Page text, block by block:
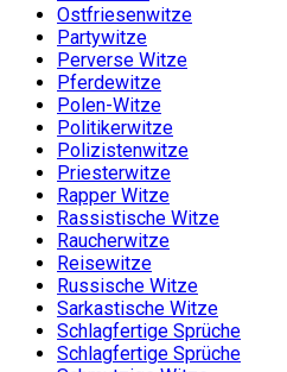
Ostfriesenwitze
Partywitze
Perverse Witze
Pferdewitze
Polen-Witze
Politikerwitze
Polizistenwitze
Priesterwitze
Rapper Witze
Rassistische Witze
Raucherwitze
Reisewitze
Russische Witze
Sarkastische Witze
Schlagfertige Sprüche
Schlagfertige Sprüche